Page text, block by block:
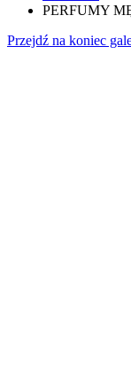
PERFUMY
Przejdź na koniec